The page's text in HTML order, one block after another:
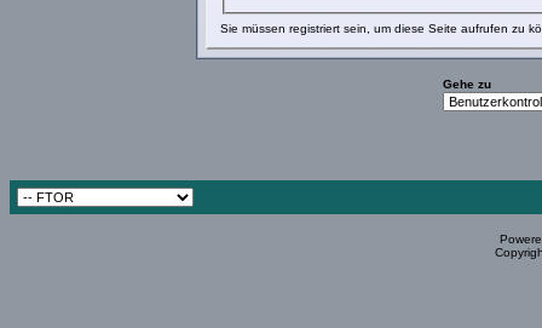
Sie müssen registriert sein, um diese Seite aufrufen zu
Gehe zu